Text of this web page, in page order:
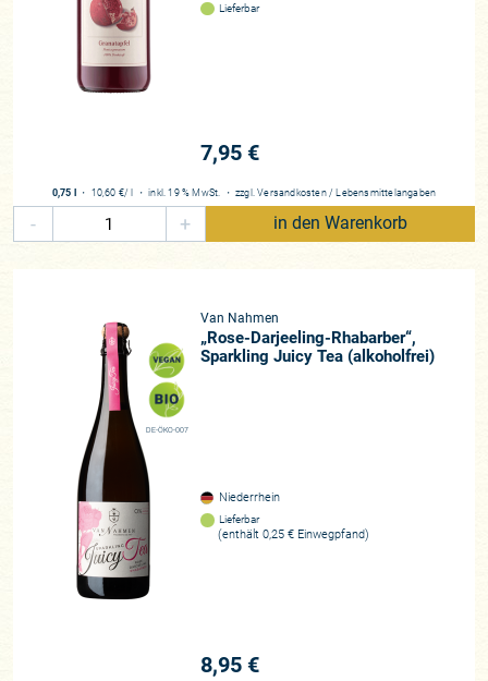
Lieferbar
7,95 €
0,75 l ・ 10,60 €/ l ・inkl. 19 % MwSt. ・ zzgl.Versandkosten / Lebensmittelangaben
- + in den Warenkorb
DE-ÖKO-007
Van Nahmen
„Rose-Darjeeling-Rhabarber“,
Sparkling Juicy Tea (alkoholfrei)
Niederrhein
Lieferbar
(enthält 0,25 € Einwegpfand)
8,95 €